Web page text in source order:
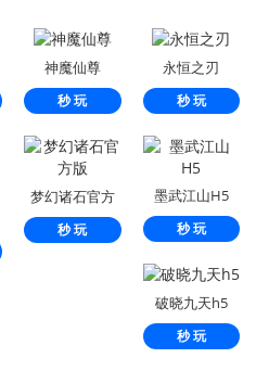
神魔仙尊
秒 玩
永恒之刃
秒 玩
梦幻诸石官方
版
秒 玩
墨武江山H5
秒 玩
破晓九天h5
秒 玩